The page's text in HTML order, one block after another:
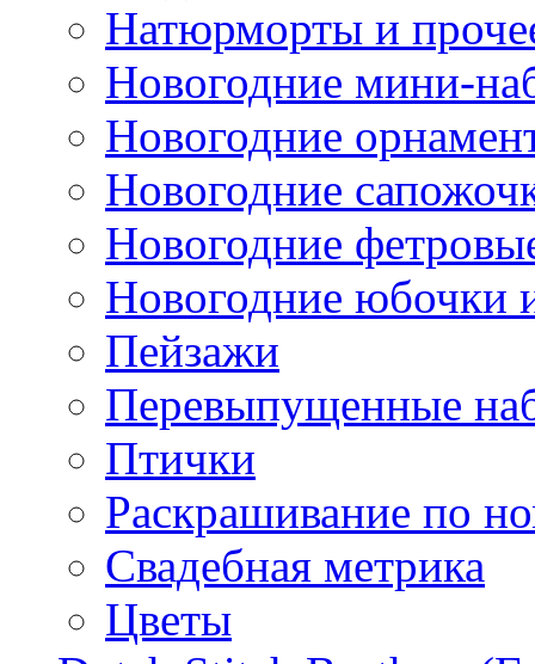
Натюрморты и
Новогодние мини-
Новогодние
Новогодние
Новогодние
Новогодние юбочки
Пейзажи
Перевыпущенные
Птички
Раскрашивание по
Свадебная метрика
Цветы